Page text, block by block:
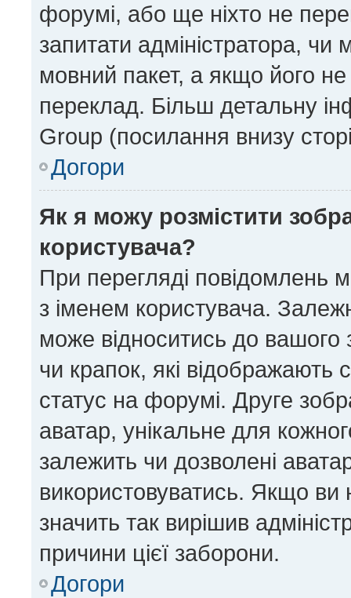
форумі, або ще ніхто не
запитати адміністратора,
мовний пакет, а якщо його
переклад. Більш детальну
Group (посилання внизу
Догори
Як я можу розмістити
користувача?
При перегляді повідомлень
з іменем користувача.
може відноситись до вашого
чи крапок, які
статус на форумі. Друге
аватар, унікальне для
залежить чи дозволені
використовуватись. Якщо ви
значить так вирішив
причини цієї заборони.
Догори